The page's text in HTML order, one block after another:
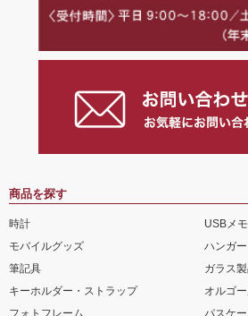
商品を探す
時計
USBメ
モバイルグッズ
ハンガー
筆記具
ガラス
キーホルダー・ストラップ
オルゴ
フォトフレーム
パスケ